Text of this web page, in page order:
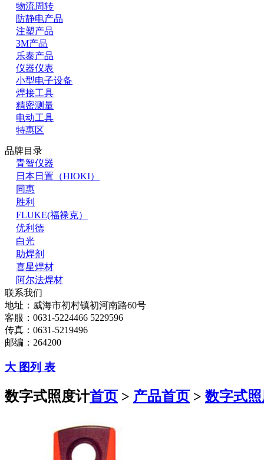
物流周转
防静电产品
注塑产品
3M产品
乐泰产品
仪器仪表
小型电子设备
焊接工具
精密测量
电动工具
特惠区
品牌目录
青智仪器
日本日置（HIOKI）
同惠
胜利
FLUKE(福禄克）
优利德
白光
助焊剂
喜星焊材
阿尔法焊材
联系我们
地址：威海市初村镇初河南路60号
客服：0631-5224466 5229596
传真：0631-5219496
邮编：264200
大 图列 表
数字式照度计首页 > 产品首页 > 数字式